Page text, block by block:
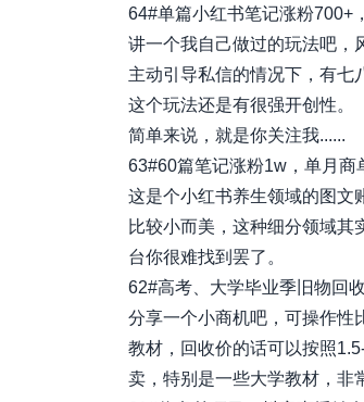
64#单篇小红书笔记涨粉700+
讲一个我自己做过的玩法吧，
主动引导私信的情况下，有七
这个玩法还是有很强开创性。
简单来说，就是你关注我......
63#60篇笔记涨粉1w，单月
这是个小红书养生领域的图文
比较小而美，这种细分领域其
台你很难找到罢了。
62#高考、大学毕业季旧物回收
分享一个小商机吧，可操作性
教材，回收价的话可以按照
卖，特别是一些大学教材，非